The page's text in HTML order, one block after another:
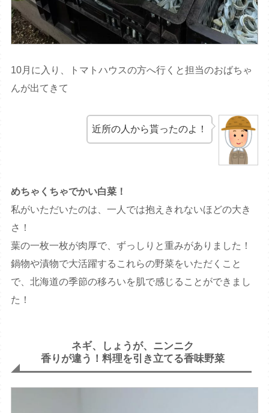
10月に入り、トマトハウスの方へ行くと担当のおばちゃ
んが出てきて
近所の人から貰ったのよ！
めちゃくちゃでかい白菜！
私がいただいたのは、一人では抱えきれないほどの大き
さ！
葉の一枚一枚が肉厚で、ずっしりと重みがありました！
鍋物や漬物で大活躍するこれらの野菜をいただくこと
で、北海道の季節の移ろいを肌で感じることができまし
た！
ネギ、しょうが、ニンニク
香りが違う！料理を引き立てる香味野菜